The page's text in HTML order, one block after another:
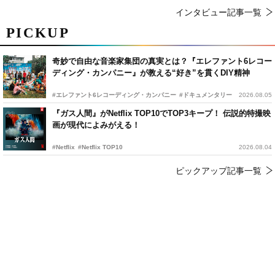
PICKUP
奇妙で自由な音楽家集団の真実とは？『エレファント6レコー
ディング・カンパニー』が教える“好き”を貫くDIY精神
#エレファント6レコーディング・カンパニー #ドキュメンタリー 2026.08.05
『ガス人間』がNetflix TOP10でTOP3キープ！ 伝説的特撮映
画が現代によみがえる！
#Netflix #Netflix TOP10 2026.08.04
ピックアップ記事一覧
インタビュー記事一覧